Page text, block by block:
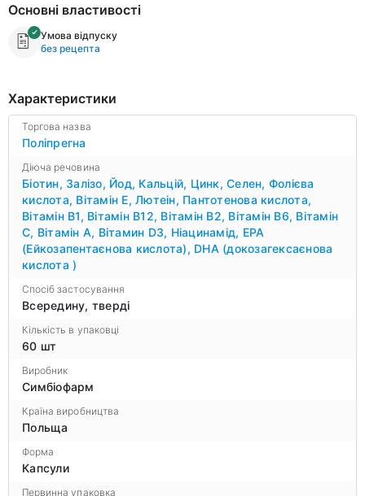
Основні властивості
Умова відпуску
без рецепта
Характеристики
Торгова назва
Поліпрегна
Діюча речовина
Біотин, Залізо, Йод, Кальцій, Цинк, Селен, Фолієва
кислота, Вітамін Е, Лютеін, Пантотенова кислота,
Вітамін B1, Вітамін B12, Вітамін B2, Вітамін B6, Вітамін
С, Вітамін А, Вітамин D3, Ніацинамід, EPA
(Ейкозапентаєнова кислота), DHA (докозагексаєнова
кислота )
Спосіб застосування
Всередину, тверді
Кількість в упаковці
60 шт
Виробник
Симбіофарм
Країна виробництва
Польща
Форма
Капсули
Первинна упаковка